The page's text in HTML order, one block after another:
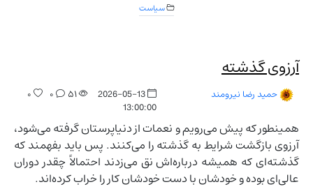
سیاست
آرزوی گذشته
حمید رضا نیرومند
2026-05-13
13:00:00
۵۱ ۰ ۰
همینطور که پیش می‌رویم و نعمات از دنیاپرستان گرفته می‌شود،
آرزوی بازگشت شرایط به گذشته را می‌کنند. پس باید بفهمند که
گذشته‌ای که همیشه درباره‌اش نق می‌زدند احتمالاً چقدر دوران
عالی‌‌ای بوده و خودشان با دست خودشان کار را خراب کرده‌اند.